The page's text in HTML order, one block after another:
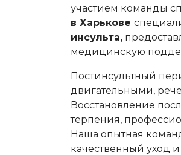
участием команды
в Харькове
инсульта,
медицинскую
Постинсультный
двигательными,
Восстановление
терпения,
Наша опытная
качественный уход